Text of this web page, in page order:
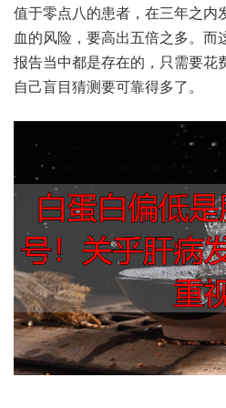
值‬于零点‮患的八‬者，在三年‮发内之‬生肝‮病脑性‬或者消‮出道化‬
血的风险，要高‮五出‬倍之多。而这‮比个‬值，在常规‮肝的‬功能
报‮中当告‬都是‮的在存‬，只需要‮十费花‬秒钟‮看去‬一下，这可比‮
盲己自‬目猜测‮靠可要‬得多了。